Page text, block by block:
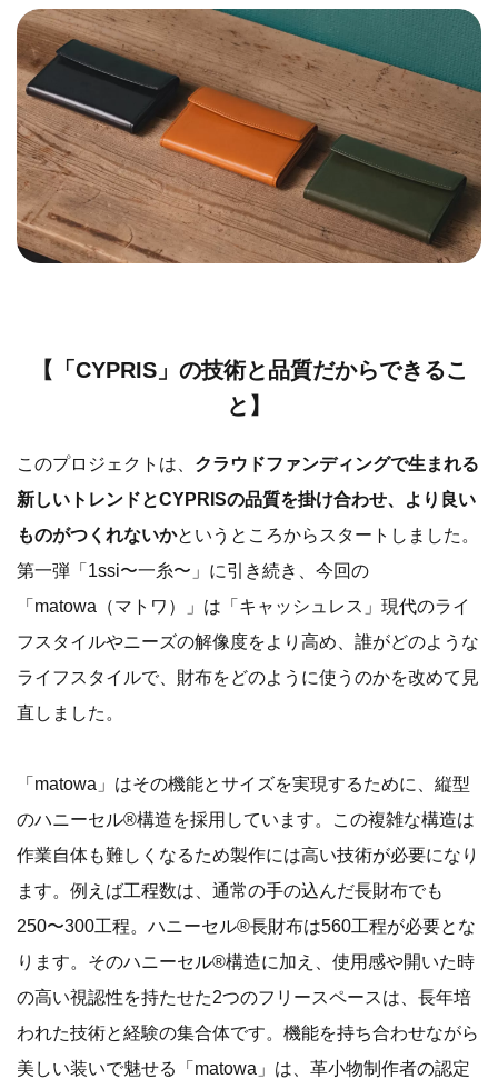
【「CYPRIS」の技術と品質だからできるこ
と】
このプロジェクトは、 クラウドファンディングで生まれる
新しいトレンドとCYPRISの品質を掛け合わせ、より良い
ものがつくれないかというところからスタートしました。
第一弾「1ssi〜一糸〜」に引き続き、今回の
「matowa（マトワ）」は「キャッシュレス」現代のライ
フスタイルやニーズの解像度をより高め、誰がどのような
ライフスタイルで、財布をどのように使うのかを改めて見
直しました。
「matowa」はその機能とサイズを実現するために、縦型
のハニーセル®︎構造を採用しています。この複雑な構造は
作業自体も難しくなるため製作には高い技術が必要になり
ます。例えば工程数は、通常の手の込んだ長財布でも
250〜300工程。ハニーセル®長財布は560工程が必要とな
ります。そのハニーセル®︎構造に加え、使用感や開いた時
の高い視認性を持たせた2つのフリースペースは、長年培
われた技術と経験の集合体です。機能を持ち合わせながら
美しい装いで魅せる「matowa」は、革小物制作者の認定